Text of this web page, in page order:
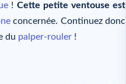
! Cette petite ventouse est
concernée. Continuez donc
du palper-rouler !